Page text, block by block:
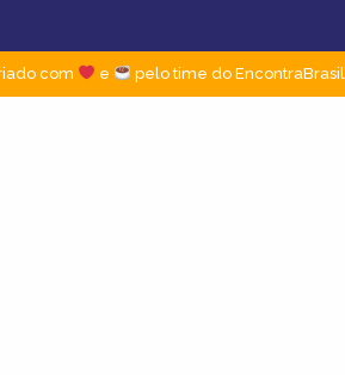
com e pelo time do EncontraBrasil